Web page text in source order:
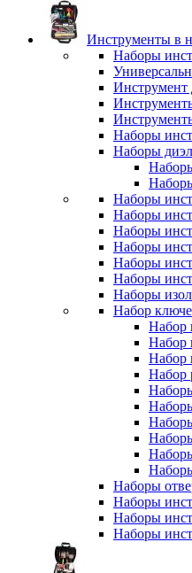
Инструменты в
Наборы
Инструмент
Наборы
Наборы
Наборы
Наборы
Наборы
Наборы
Наборы
Наборы
Наборы
Набор
Набор
Набор
Набор
Набор
Наборы
Наборы
Наборы
Наборы